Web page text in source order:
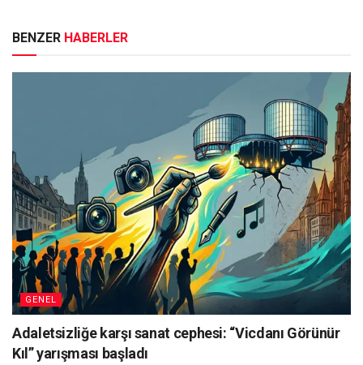
BENZER HABERLER
GENEL
Adaletsizliğe karşı sanat cephesi: “Vicdanı Görünür
Kıl” yarışması başladı